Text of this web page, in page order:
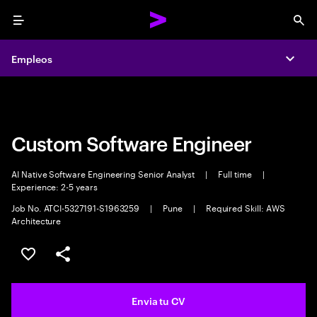
Menu
Empleos
Empleos
Custom Software Engineer
AI Native Software Engineering Senior Analyst | Full time
|
Experience: 2-5 years
Job No. ATCI-5327191-S1963259
| Pune |
Required Skill: AWS
Architecture
Guardar oferta
Compartir
Envia tu CV